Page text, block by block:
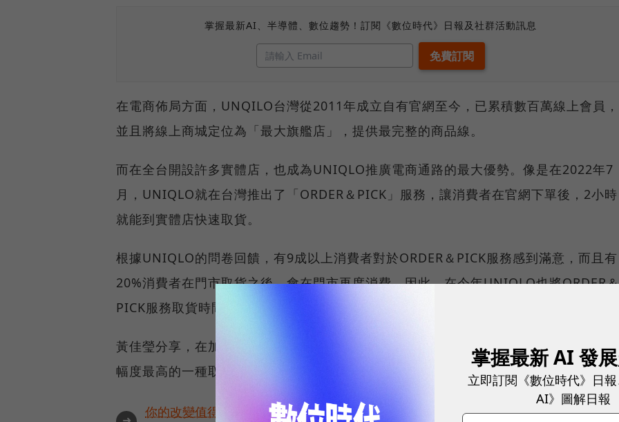
掌握最新AI、半導體、數位趨勢！訂閱《數位時代》日報及社群活動訊息
在電商佈局方面，UNQILO台灣從2011年成立自有官網至今，已累積數百萬線上會員，
並且將線上商城定位為「最大旗艦店」，提供最完整的商品線。
而在全台開設許多實體店，也成為UNIQLO推廣電商通路的最大優勢。像是在2022年7
月，UNIQLO就在台灣推出了「ORDER＆PICK」服務，讓消費者在官網下單後，2小時
就能到實體店快速取貨。
根據UNIQLO的問卷回饋，有9成以上消費者對於ORDER＆PICK服務感到滿意，而且有
20%消費者在門市取貨之後，會在門市再度消費。因此，在今年UNIQLO也將ORDER＆
PICK服務取貨時間縮短到1小時。
黃佳瑩分享，在加快取貨時間之後，讓更多消費者在電商平台時選擇到店取貨，是成長
幅度最高的一種取貨方式。
你的改變值得被看見🔥最具全球市場潛能的創新實踐！立即報名100 MVP，挑戰雙獎肯
掌握最新 AI 發
立即訂閱《數位時代》日
AI》圖解日報